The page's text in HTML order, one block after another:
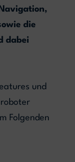
die
dabei
und
Folgenden